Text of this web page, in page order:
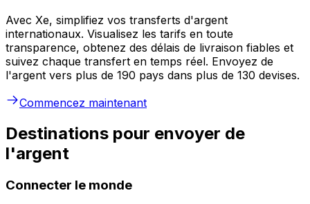
Avec Xe, simplifiez vos transferts d'argent
internationaux. Visualisez les tarifs en toute
transparence, obtenez des délais de livraison fiables et
suivez chaque transfert en temps réel. Envoyez de
l'argent vers plus de 190 pays dans plus de 130 devises.
Commencez maintenant
Destinations pour envoyer de
l'argent
Connecter le monde